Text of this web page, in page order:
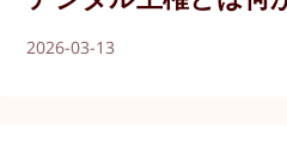
2026-03-13